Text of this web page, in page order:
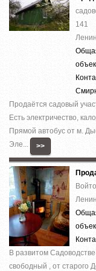
141
Продаётся садовый
Есть электричество,
Прямой автобус от м.
Эле...
>>
В развитом
свободный , от старого